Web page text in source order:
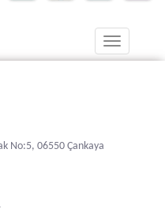
Toggle
navigation
No:5, 06550 Çankaya